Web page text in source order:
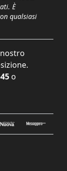
È
qualsiasi
o